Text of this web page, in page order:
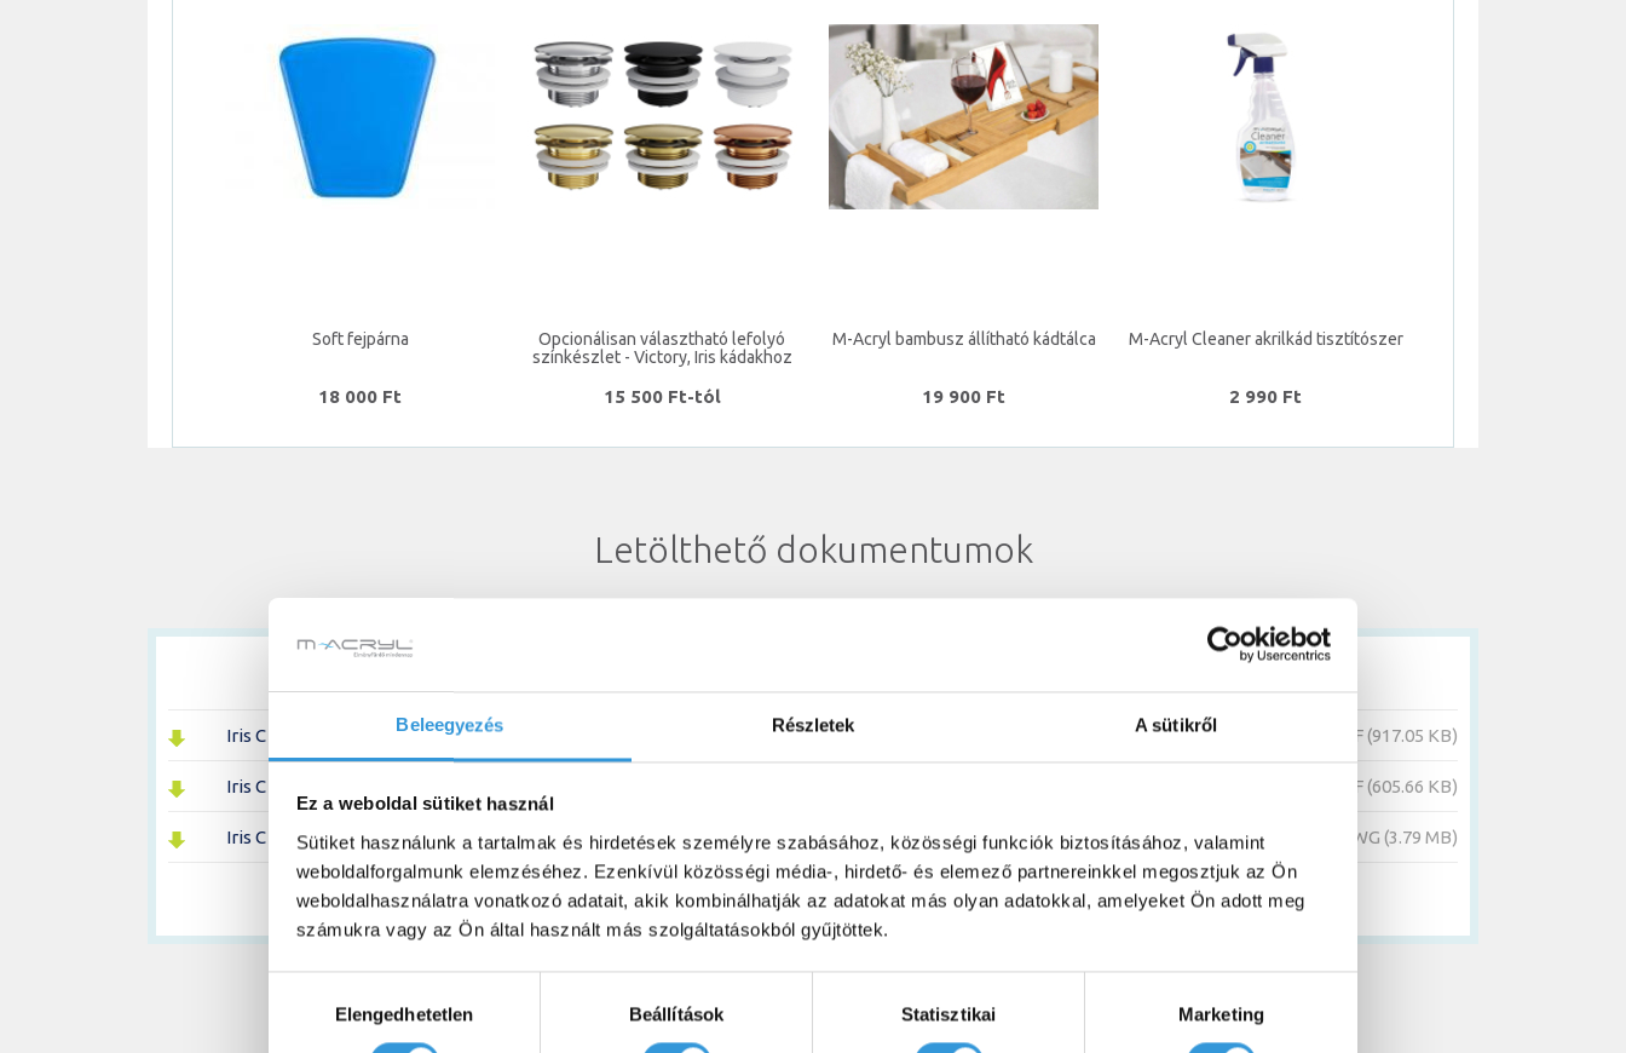
Beleegyezés Részletek A sütikről
Ez a weboldal sütiket használ
Sütiket használunk a tartalmak és hirdetések személyre szabásához, közösségi funkciók biztosításához, valamint
weboldalforgalmunk elemzéséhez. Ezenkívül közösségi média-, hirdető- és elemező partnereinkkel megosztjuk az Ön
weboldalhasználatra vonatkozó adatait, akik kombinálhatják az adatokat más olyan adatokkal, amelyeket Ön adott meg
számukra vagy az Ön által használt más szolgáltatásokból gyűjtöttek.
kiválasztásaElengedhetetlen Beállítások Statisztikai Marketing
Soft fejpárna
18 000 Ft
Opcionálisan választható lefolyó
színkészlet - Victory, Iris kádakhoz
15 500 Ft-tól
M-Acryl bambusz állítható kádtálca
19 900 Ft
M-Acryl Cleaner akrilkád tisztítószer
2 990 Ft
Letölthető dokumentumok
Iris C kád technikai rajz PDF (917.05 KB)
Iris C kád teljesítménynyilatkozat PDF (605.66 KB)
Iris C különleges akril kád 3D fájl (DWG) Letöltés DWG (3.79 MB)
További kiegészítők Hasonló termékek